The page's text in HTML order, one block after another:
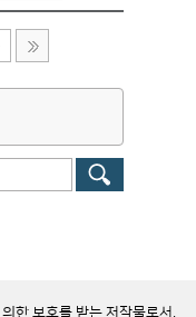
한 보호를 받는 저작물로서,